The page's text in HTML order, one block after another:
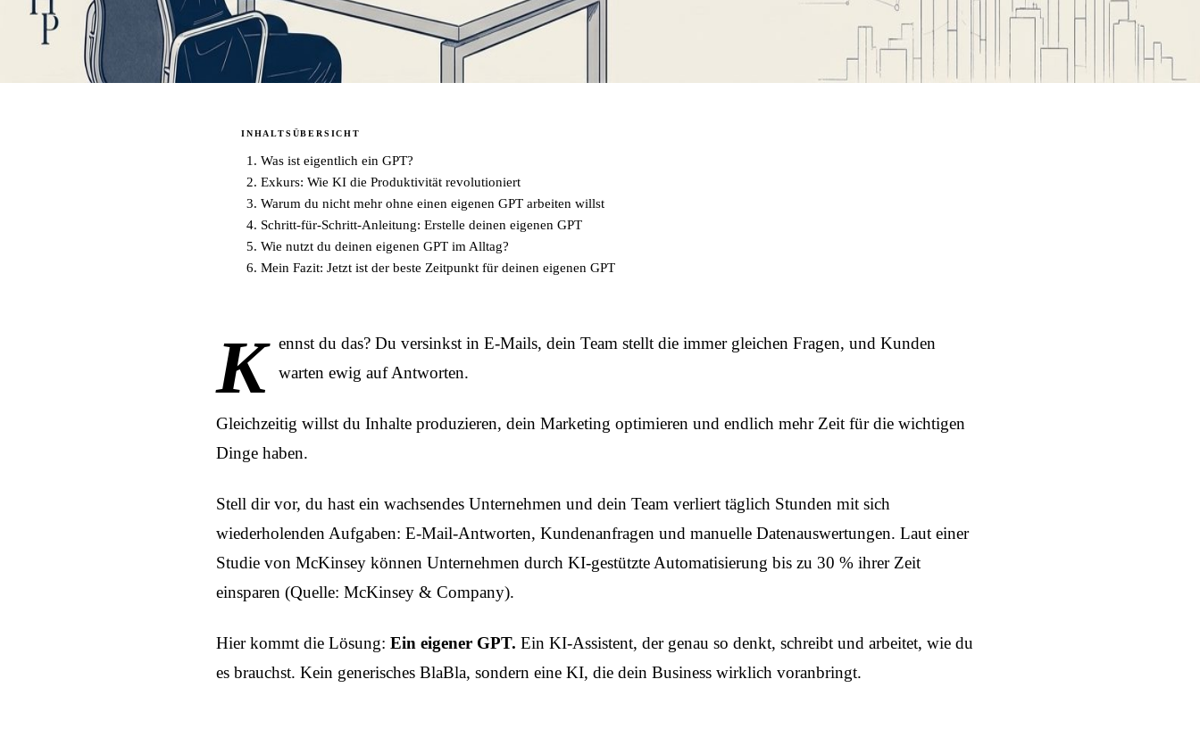
INHALTSÜBERSICHT
Was ist eigentlich ein GPT?
Exkurs: Wie KI die Produktivität revolutioniert
Warum du nicht mehr ohne einen eigenen GPT arbeiten willst
Schritt-für-Schritt-Anleitung: Erstelle deinen eigenen GPT
Wie nutzt du deinen eigenen GPT im Alltag?
Mein Fazit: Jetzt ist der beste Zeitpunkt für deinen eigenen GPT
K
ennst du das? Du versinkst in E-Mails, dein Team stellt die immer gleichen Fragen, und Kunden
warten ewig auf Antworten.
Gleichzeitig willst du Inhalte produzieren, dein Marketing optimieren und endlich mehr Zeit für die wichtigen
Dinge haben.
Stell dir vor, du hast ein wachsendes Unternehmen und dein Team verliert täglich Stunden mit sich
wiederholenden Aufgaben: E-Mail-Antworten, Kundenanfragen und manuelle Datenauswertungen. Laut einer
Studie von McKinsey können Unternehmen durch KI-gestützte Automatisierung bis zu 30 % ihrer Zeit
einsparen (Quelle: McKinsey & Company).
Hier kommt die Lösung: Ein eigener GPT. Ein KI-Assistent, der genau so denkt, schreibt und arbeitet, wie du
es brauchst. Kein generisches BlaBla, sondern eine KI, die dein Business wirklich voranbringt.